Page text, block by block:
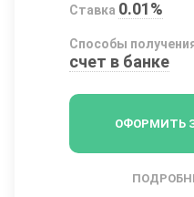
Ставка 0.01%
Способы
счет в банке
ОФОРМИТЬ